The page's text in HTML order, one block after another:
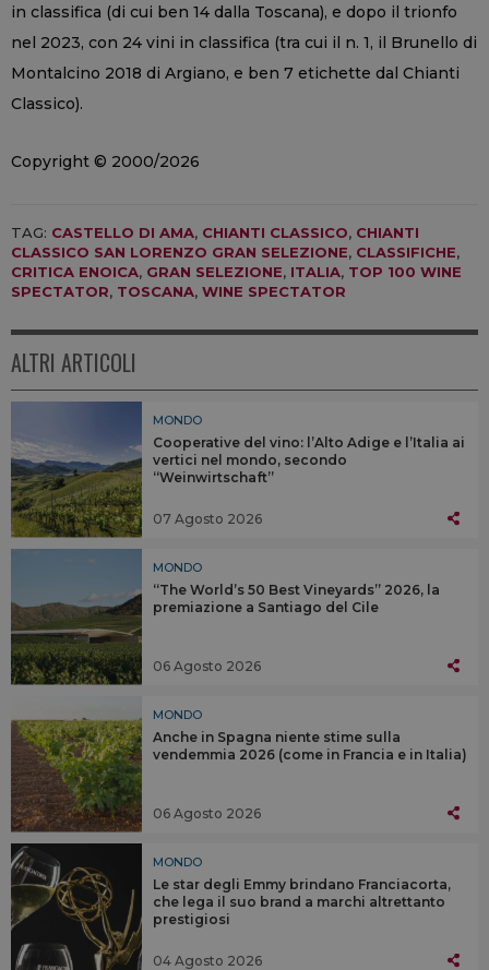
in classifica (di cui ben 14 dalla Toscana), e dopo il trionfo
nel 2023, con 24 vini in classifica (tra cui il n. 1, il Brunello di
Montalcino 2018 di Argiano, e ben 7 etichette dal Chianti
Classico).
Copyright © 2000/2026
TAG: CASTELLO DI AMA, CHIANTI CLASSICO, CHIANTI
CLASSICO SAN LORENZO GRAN SELEZIONE, CLASSIFICHE,
CRITICA ENOICA, GRAN SELEZIONE, ITALIA, TOP 100 WINE
SPECTATOR, TOSCANA, WINE SPECTATOR
ALTRI ARTICOLI
MONDO
Cooperative del vino: l’Alto Adige e l’Italia ai
vertici nel mondo, secondo
“Weinwirtschaft”
07 Agosto 2026
MONDO
“The World’s 50 Best Vineyards” 2026, la
premiazione a Santiago del Cile
06 Agosto 2026
MONDO
Anche in Spagna niente stime sulla
vendemmia 2026 (come in Francia e in Italia)
06 Agosto 2026
MONDO
Le star degli Emmy brindano Franciacorta,
che lega il suo brand a marchi altrettanto
prestigiosi
04 Agosto 2026